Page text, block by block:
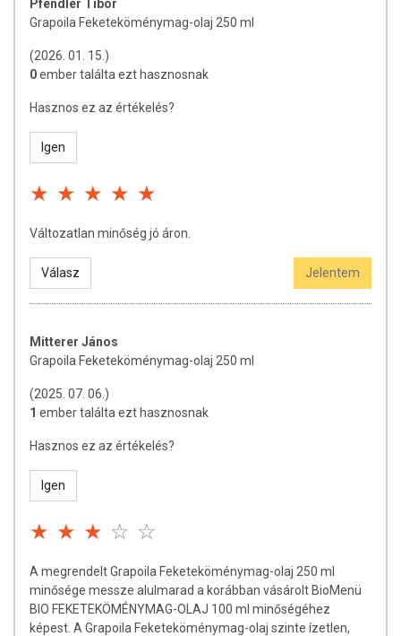
Pfendler Tibor
Grapoila Feketeköménymag-olaj 250 ml
(2026. 01. 15.)
0ember találta ezt hasznosnak
Hasznos ez az értékelés?
Igen
Változatlan minőség jó áron.
Válasz Jelentem
Mitterer János
Grapoila Feketeköménymag-olaj 250 ml
(2025. 07. 06.)
1 ember találta ezt hasznosnak
Hasznos ez az értékelés?
Igen
A megrendelt Grapoila Feketeköménymag-olaj 250 ml
minősége messze alulmarad a korábban vásárolt BioMenü
BIO FEKETEKÖMÉNYMAG-OLAJ 100 ml minőségéhez
képest. A Grapoila Feketeköménymag-olaj szinte ízetlen,